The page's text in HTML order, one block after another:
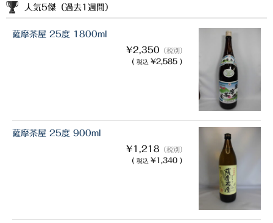
人気5傑（過去1週間）
薩摩茶屋 25度 1800ml
¥2,350 （税別）
( 税込 ¥2,585 )
薩摩茶屋 25度 900ml
¥1,218 （税別）
( 税込 ¥1,340 )